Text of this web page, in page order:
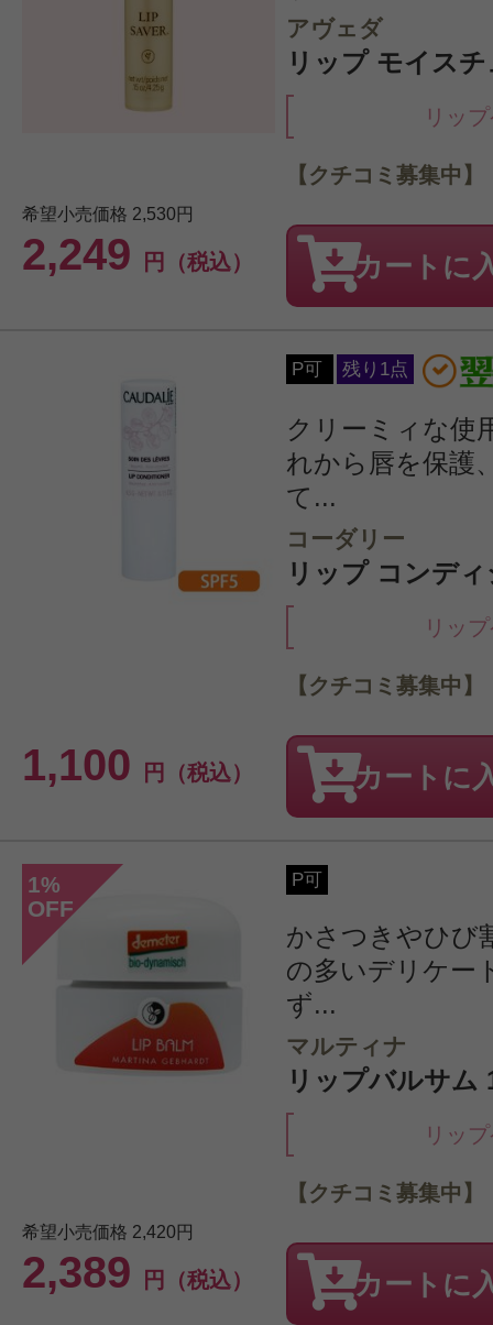
アヴェダ
リップ モイス
リッ
希望小売価格 2,530円
2,249 円（税込）
【クチコミ募集中】
カートに
P可 残り1点
クリーミィな使
れから唇を保護
て...
コーダリー
リップ コンデ
リッ
1,100 円（税込）
【クチコミ募集中】
カートに
1%
OFF
P可
かさつきやひび
の多いデリケー
ず...
マルティナ
リップバルサム
リッ
希望小売価格 2,420円
2,389 円（税込）
【クチコミ募集中】
カートに